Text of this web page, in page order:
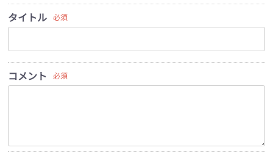
タイトル 必須
コメント 必須